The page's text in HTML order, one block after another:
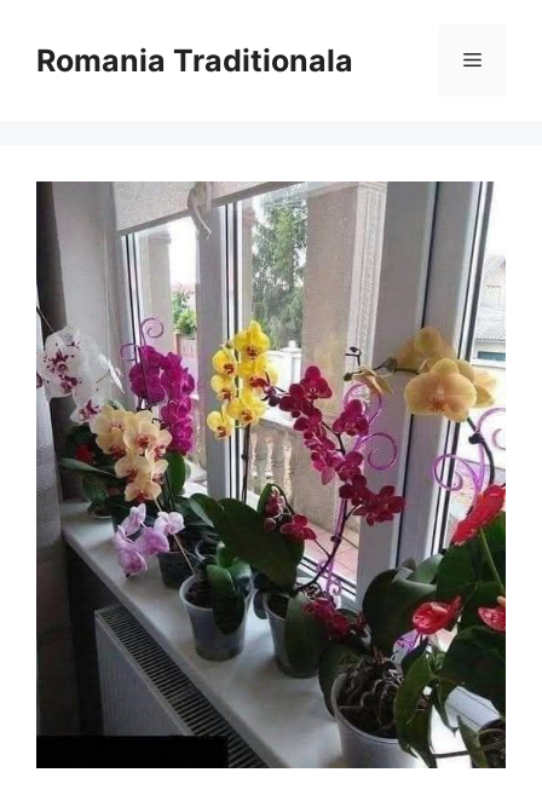
conținutRomania Traditionala Meniu